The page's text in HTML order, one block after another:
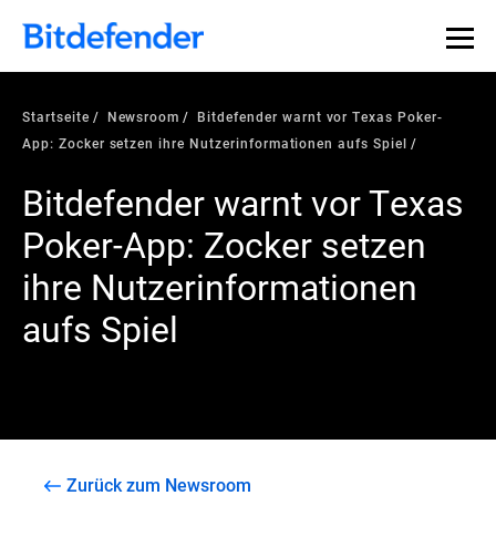
Startseite Newsroom
Bitdefender warnt vor Texas Poker-
App: Zocker setzen ihre Nutzerinformationen aufs Spiel
Bitdefender warnt vor Texas
Poker-App: Zocker setzen
ihre Nutzerinformationen
aufs Spiel
Zurück zum Newsroom